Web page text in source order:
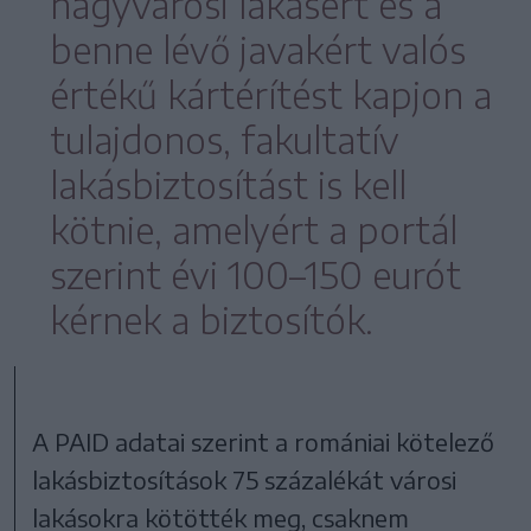
benne lévő javakért valós
értékű kártérítést kapjon a
tulajdonos, fakultatív
lakásbiztosítást is kell
kötnie, amelyért a portál
szerint évi 100–150 eurót
kérnek a biztosítók.
A PAID adatai szerint a romániai kötelező
lakásbiztosítások 75 százalékát városi
lakásokra kötötték meg, csaknem